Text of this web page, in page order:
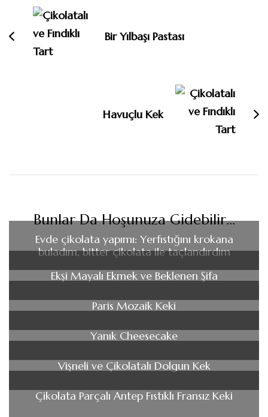
dolaşımı
Bir Yılbaşı Pastası
Havuçlu Kek
Bunlar Da Hoşunuza Gidebilir...
Evde çikolata yapımı: Yerfıstığını krokana
buladım, bitter çikolata ile taçlandırdım
Ekşi Mayalı Ekmek ve Beklenen Şifa
Paris Mozaik Keki
Yanık Cheesecake
Vişneli ve Çikolatalı Dolgun Kek
Çikolata Parçalı Antep Fıstıklı Fransız Keki